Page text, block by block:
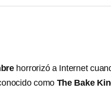
horrorizó a Internet
como The Bake